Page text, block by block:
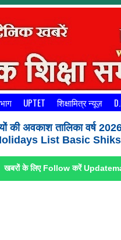
UPTET शिक्षामित्र न्यूज़
की अवकाश तालिका वर्ष
List Basic
खबरों के लिए Follow करें